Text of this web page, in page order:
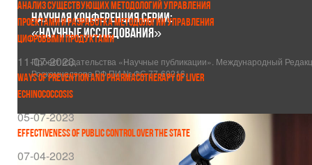
НАУЧНАЯ КОНФЕРЕНЦИЯ СЕРИИ:
«НАУЧНЫЕ ИССЛЕДОВАНИЯ»
Проект издательства «Научные публикации». Международный
Роскомнадзора РФ ПИ № ФС 77-60216.
АНАЛИЗ СУЩЕСТВУЮЩИХ МЕТОДОЛОГИЙ УПРАВЛЕНИЯ
ПРОЕКТАМИ И РАЗРАБОТКА МЕТОДОЛОГИИ УПРАВЛЕНИЯ
ЦИФРОВЫМИ ПРОДУКТАМИ
11-07-2023
WAYS OF PREVENTION AND PHARMACOTHERAPY OF LIVER
ECHINOCOCCOSIS
05-07-2023
EFFECTIVENESS OF PUBLIC CONTROL OVER THE STATE
07-04-2023